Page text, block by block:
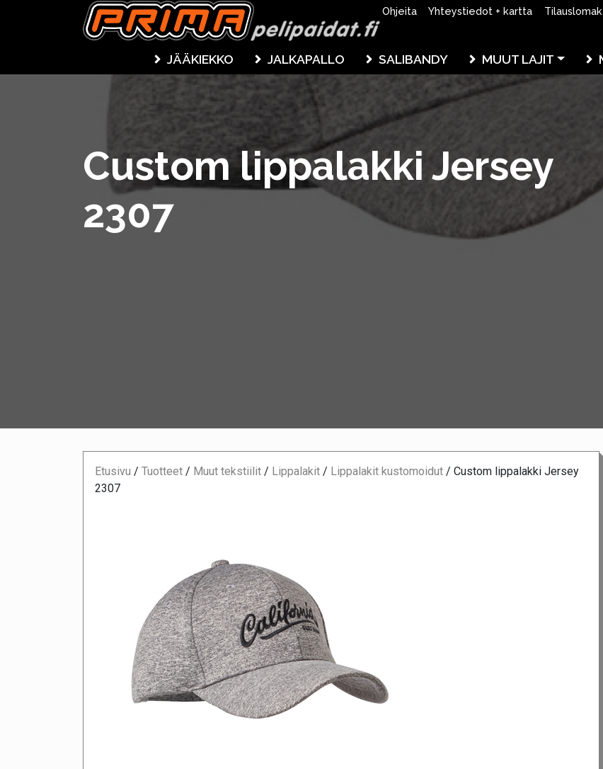
Ohjeita Yhteystiedot + kartta
JÄÄKIEKKO JALKAPALLO SALIBANDY MUUT LAJIT
Custom lippalakki Jersey
2307
Etusivu / Tuotteet / Muut tekstiilit / Lippalakit / Lippalakit kustomoidut / Custom lippalakki Jersey
2307